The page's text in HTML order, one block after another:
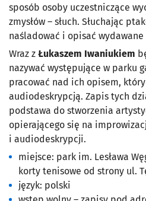
sposób osoby uczestniczące
zmysłów – słuch. Słuchając
naśladować i opisać
Wraz z Łukaszem Iwaniukiem
nazywać występujące w parku
pracować nad ich opisem,
audiodeskrypcją. Zapis tych
podstawa do stworzenia
opierającego się na
i audiodeskrypcji.
miejsce: park im. Lesława
korty tenisowe od strony ul.
język: polski